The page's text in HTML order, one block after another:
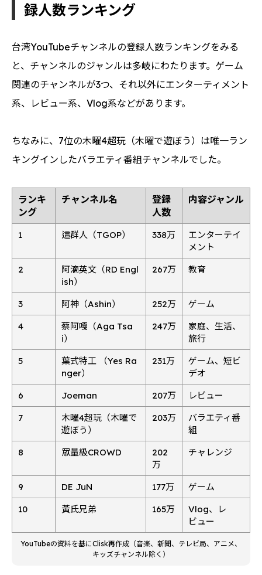
録人数ランキング
台湾YouTubeチャンネルの登録人数ランキングをみる
と、チャンネルのジャンルは多岐にわたります。ゲーム
関連のチャンネルが3つ、それ以外にエンターティメント
系、レビュー系、Vlog系などがあります。
ちなみに、7位の木曜4超玩（木曜で遊ぼう）は唯一ラン
キングインしたバラエティ番組チャンネルでした。
ランキ
ング
チャンネル名
登録
人数
内容ジャンル
1 這群人（TGOP） 338万
エンターテイ
メント
2
阿滴英文（RD Engl
ish）
267万 教育
3 阿神（Ashin） 252万
ゲーム
4
蔡阿嘎（Aga Tsa
i）
247万
家庭、生活、
旅行
5
葉式特工 （Yes Ra
nger）
231万
ゲーム、短ビ
デオ
6
Joeman 207万
レビュー
7
木曜4超玩（木曜で
遊ぼう）
203万
バラエティ番
組
8
眾量級CROWD
202
万
チャレンジ
9 DE JuN 177万
ゲーム
10
黃氏兄弟 165万
Vlog、レ
ビュー
YouTubeの資料を基にClisk再作成（音楽、新聞、テレビ局、アニメ、
キッズチャンネル除く）